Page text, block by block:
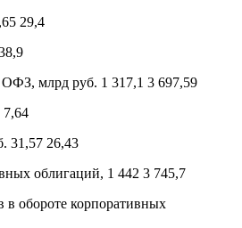
29,4
ОФЗ, млрд руб. 1 317,1 3 697,59
31,57 26,43
облигаций, 1 442 3 745,7
в обороте корпоративных